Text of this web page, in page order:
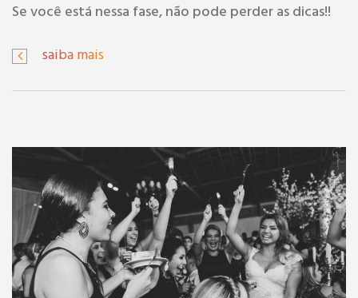
Se você está nessa fase, não pode perder as dicas!!
saiba mais